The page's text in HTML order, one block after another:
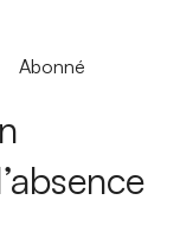
Abonné